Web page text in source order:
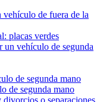
vehículo de fuera de la
placas verdes
un vehículo de segunda
de segunda mano
de segunda mano